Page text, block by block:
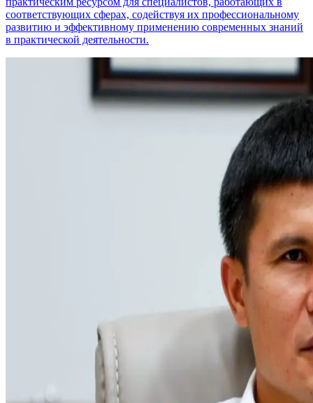
соответствующих сферах, содействуя их профессиональному
развитию и эффективному применению современных знаний
в практической деятельности.